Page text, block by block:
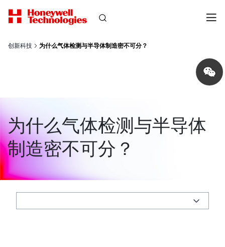
创新科技 为什么气体检测与半导体制造密不可分？
Share
on
wechat
为什么气体检测与半导体
制造密不可分？